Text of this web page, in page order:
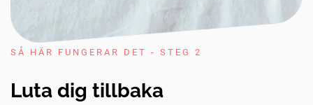
SÅ HÄR FUNGERAR DET - STEG 2
Luta dig tillbaka